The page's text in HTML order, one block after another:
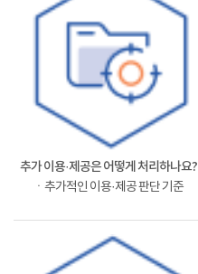
추가 이용·제공은 어떻게 처리하나요?
ㆍ추가적인 이용·제공 판단 기준